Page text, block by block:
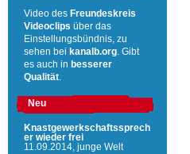
Video des Freundeskreis
Videoclips über das
Einstellungsbündnis, zu
sehen bei kanalb.org . Gibt
es auch in besserer
Qualität
Neu
Knastgewerkschaftssprech
er wieder frei
11.09.2014, junge Welt